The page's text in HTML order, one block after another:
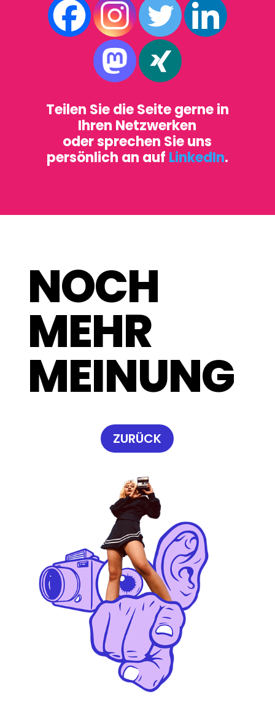
Teilen Sie die Seite gerne in
Ihren Netzwerken
oder sprechen Sie uns
persönlich an auf LinkedIn.
NOCH
MEHR
MEINUNG
ZURÜCK